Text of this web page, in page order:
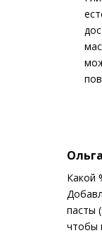
Ольга
Какой
пасты
чтобы